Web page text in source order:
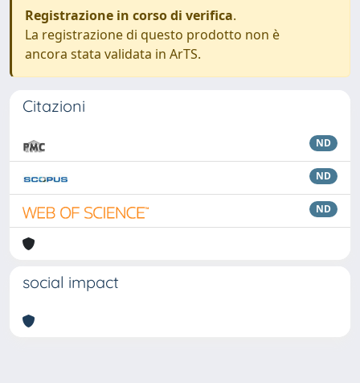
Registrazione in corso di verifica.
La registrazione di questo prodotto non è
ancora stata validata in ArTS.
Citazioni
ND
ND
ND
social impact